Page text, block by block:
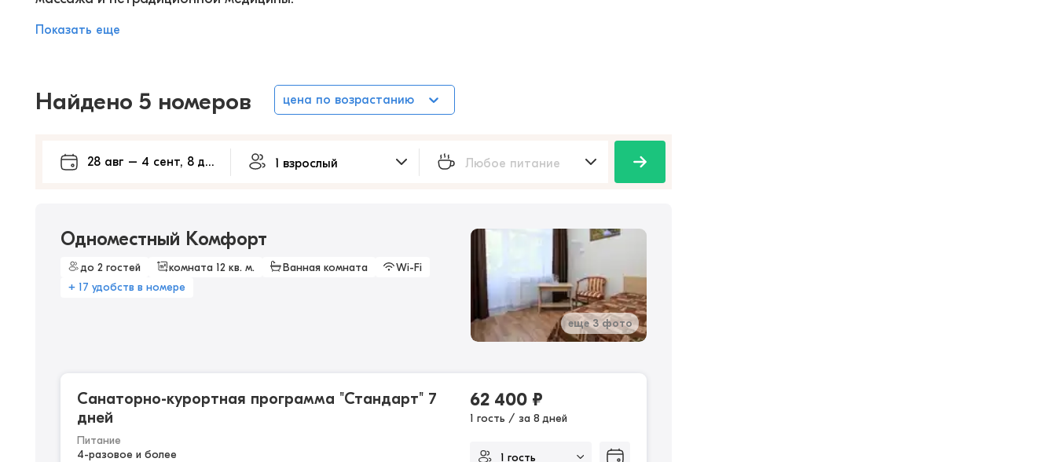
Показать еще
Найдено 5 номеров цена по возрастанию
Одноместный Комфорт
до 2 гостей комната 12 кв. м. Ванная комната
Wi-Fi
+ 17 удобств в номере
еще 3 фото
Санаторно-курортная программа "Стандарт" 7
дней
Питание
4-разовое и более
62 400 ₽
1 гость / за 8 дней